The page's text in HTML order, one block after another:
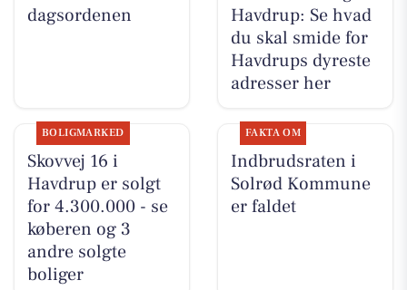
dagsordenen
Havdrup: Se hvad
du skal smide for
Havdrups dyreste
adresser her
BOLIGMARKED
Skovvej 16 i
Havdrup er solgt
for 4.300.000 - se
køberen og 3
andre solgte
boliger
FAKTA OM
Indbrudsraten i
Solrød Kommune
er faldet